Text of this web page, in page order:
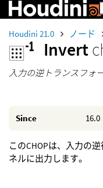
Houdini 21.0 ノード
Invert
入力の逆トランスフォ
Since 16.0
このCHOPは、入力の
ネルに出力します。